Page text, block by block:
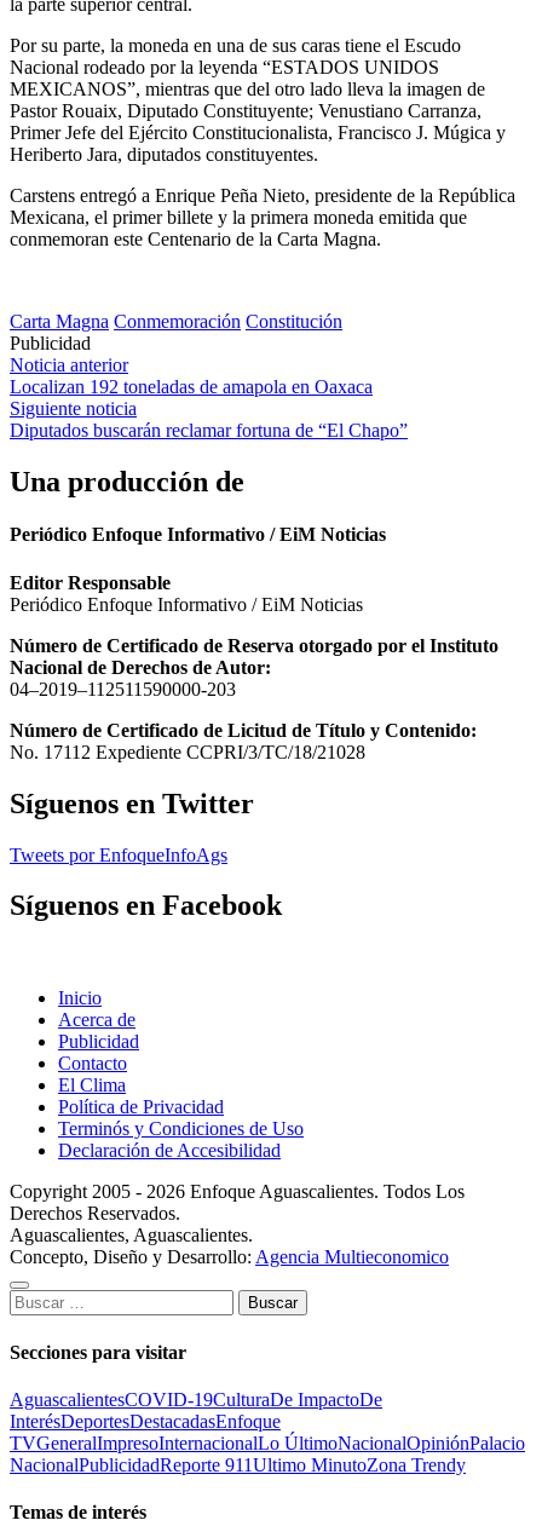
la parte superior central.
Por su parte, la moneda en una de sus caras tiene el Escudo
Nacional rodeado por la leyenda “ESTADOS UNIDOS
MEXICANOS”, mientras que del otro lado lleva la imagen de
Pastor Rouaix, Diputado Constituyente; Venustiano Carranza,
Primer Jefe del Ejército Constitucionalista, Francisco J. Múgica y
Heriberto Jara, diputados constituyentes.
Carstens entregó a Enrique Peña Nieto, presidente de la República
Mexicana, el primer billete y la primera moneda emitida que
conmemoran este Centenario de la Carta Magna.
Carta Magna Conmemoración Constitución
Publicidad
Navegación
de
entradas
Noticia anterior
Localizan 192 toneladas de amapola en Oaxaca
Siguiente noticia
Diputados buscarán reclamar fortuna de “El Chapo”
Una producción de
Periódico Enfoque Informativo / EiM Noticias
Editor Responsable
Periódico Enfoque Informativo / EiM Noticias
Número de Certificado de Reserva otorgado por el Instituto
Nacional de Derechos de Autor:
04–2019–112511590000-203
Número de Certificado de Licitud de Título y Contenido:
No. 17112 Expediente CCPRI/3/TC/18/21028
Síguenos en Twitter
Tweets por EnfoqueInfoAgs
Síguenos en Facebook
Inicio
Acerca de
Publicidad
Contacto
El Clima
Política de Privacidad
Terminós y Condiciones de Uso
Declaración de Accesibilidad
Copyright 2005 - 2026 Enfoque Aguascalientes. Todos Los
Derechos Reservados.
Aguascalientes, Aguascalientes.
Concepto, Diseño y Desarrollo: Agencia Multieconomico
Buscar:
Secciones para visitar
AguascalientesCOVID-19CulturaDe ImpactoDe
InterésDeportesDestacadasEnfoque
TVGeneralImpresoInternacionalLo ÚltimoNacionalOpiniónPalacio
NacionalPublicidadReporte 911Ultimo MinutoZona Trendy
Temas de interés